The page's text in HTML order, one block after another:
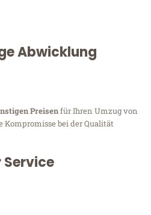
Abwicklung
Preisenfür Ihren Umzug von
Kompromisse bei der Qualität
Service